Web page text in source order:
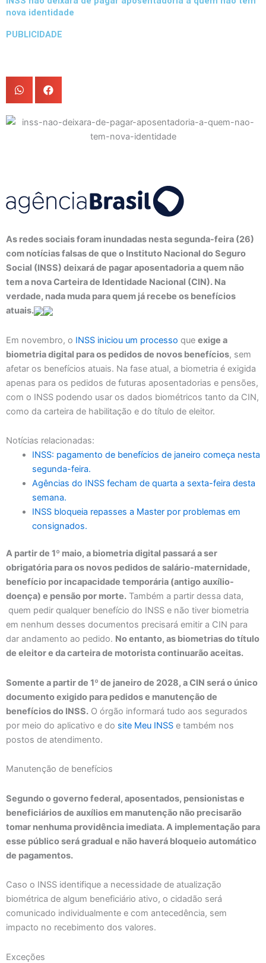
nova identidade
PUBLICIDADE
As redes sociais foram inundadas nesta segunda-feira (26)
com notícias falsas de que o Instituto Nacional do Seguro
Social (INSS) deixará de pagar aposentadoria a quem não
tem a nova Carteira de Identidade Nacional (CIN). Na
verdade, nada muda para quem já recebe os benefícios
atuais.
Em novembro, o INSS iniciou um processo que exige a
biometria digital para os pedidos de novos benefícios, sem
afetar os benefícios atuais. Na fase atual, a biometria é exigida
apenas para os pedidos de futuras aposentadorias e pensões,
com o INSS podendo usar os dados biométricos tanto da CIN,
como da carteira de habilitação e do título de eleitor.
Notícias relacionadas:
INSS: pagamento de benefícios de janeiro começa nesta
segunda-feira.
Agências do INSS fecham de quarta a sexta-feira desta
semana.
INSS bloqueia repasses a Master por problemas em
consignados.
A partir de 1º maio, a biometria digital passará a ser
obrigatória para os novos pedidos de salário-maternidade,
benefício por incapacidade temporária (antigo auxílio-
doença) e pensão por morte. Também a partir dessa data,
quem pedir qualquer benefício do INSS e não tiver biometria
em nenhum desses documentos precisará emitir a CIN para
dar andamento ao pedido. No entanto, as biometrias do título
de eleitor e da carteira de motorista continuarão aceitas.
Somente a partir de 1º de janeiro de 2028, a CIN será o único
documento exigido para pedidos e manutenção de
benefícios do INSS. O órgão informará tudo aos segurados
por meio do aplicativo e do site Meu INSS e também nos
postos de atendimento.
Manutenção de benefícios
Segundo o governo federal, aposentados, pensionistas e
beneficiários de auxílios em manutenção não precisarão
tomar nenhuma providência imediata. A implementação para
esse público será gradual e não haverá bloqueio automático
de pagamentos.
Caso o INSS identifique a necessidade de atualização
biométrica de algum beneficiário ativo, o cidadão será
comunicado individualmente e com antecedência, sem
impacto no recebimento dos valores.
Exceções